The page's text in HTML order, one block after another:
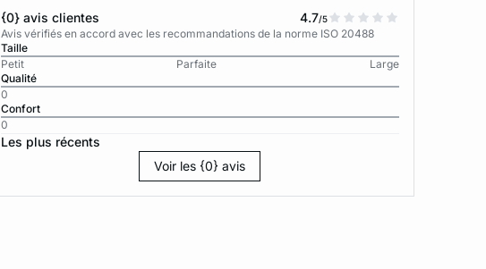
{0} avis clientes 4.7/5
Avis vérifiés en accord avec les recommandations de la norme ISO 20488
Taille
Petit
Parfaite
Large
Qualité
0
Confort
0
Les plus récents
Voir les {0} avis